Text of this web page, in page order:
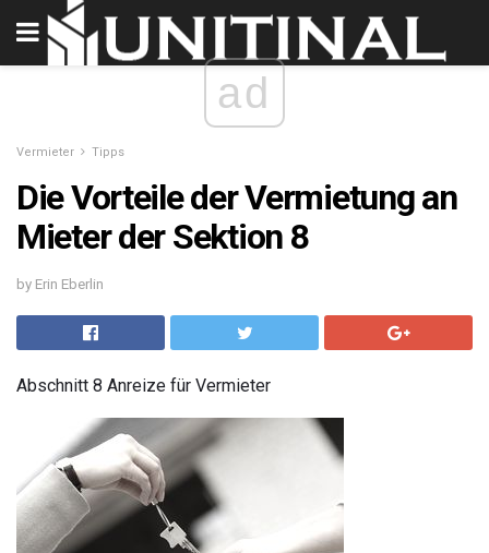
ad
Vermieter Tipps
Die Vorteile der Vermietung an
Mieter der Sektion 8
by Erin Eberlin
Abschnitt 8 Anreize für Vermieter